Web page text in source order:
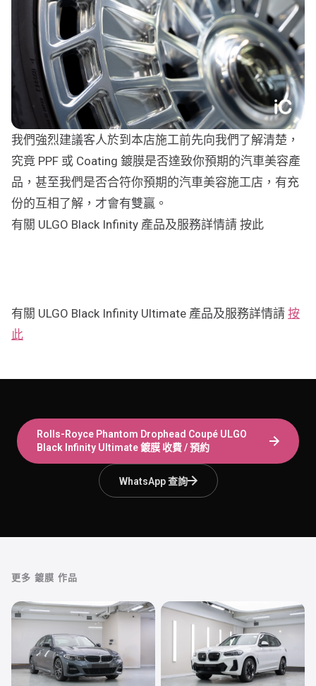
我們強烈建議客人於到本店施工前先向我們了解清楚，
究竟 PPF 或 Coating 鍍膜是否達致你預期的汽車美容產
品，甚至我們是否合符你預期的汽車美容施工店，有充
份的互相了解，才會有雙贏。
有關 ULGO Black Infinity 產品及服務詳情請 按此
有關 ULGO Black Infinity Ultimate 產品及服務詳情請 按
此
Rolls-Royce Phantom Drophead Coupé ULGO
Black Infinity Ultimate 鍍膜 收費 / 預約
WhatsApp 查詢
更多 鍍膜 作品